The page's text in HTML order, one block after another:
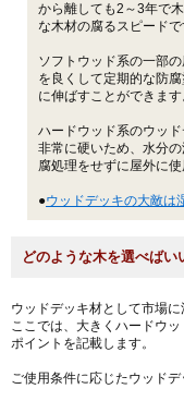
から離しても2～3年で
な木材の腐るスピードで
ソフトウッド系の一部
を良くして定期的な防
に伸ばすことができます
ハードウッド系のウッ
非常に硬いため、水分
腐処理をせずに屋外に使
●ウッドデッキの大敵は
どのような木を選べばい
ウッドデッキ材として市場
ここでは、大きくハードウ
ポイントを記載します。
ご使用条件に応じたウッドデ